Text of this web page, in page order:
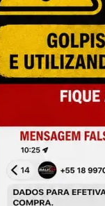
procedência e
de